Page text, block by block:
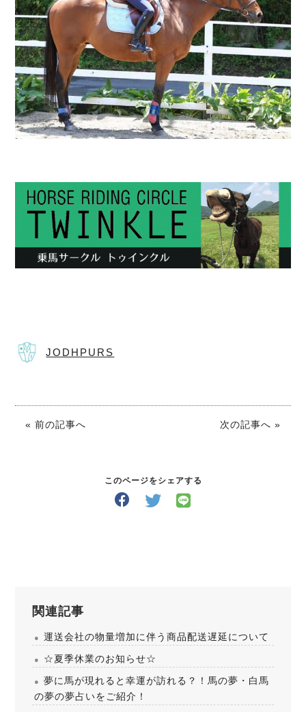
JODHPURS
« 前の記事へ 次の記事へ »
このページをシェアする
関連記事
運送会社の物量増加に伴う商品配送遅延について
☆夏季休業のお知らせ☆
夢に馬が現れると幸運が訪れる？！馬の夢・白馬
の夢の夢占いをご紹介！